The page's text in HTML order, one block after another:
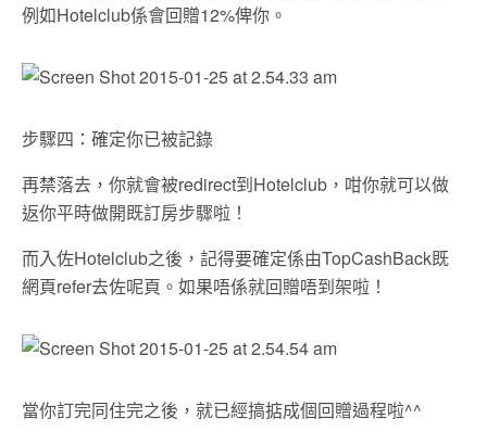
例如Hotelclub係會回贈12%俾你。
步驟四：確定你已被記錄
再禁落去，你就會被redirect到Hotelclub，咁你就可以做
返你平時做開既訂房步驟啦！
而入佐Hotelclub之後，記得要確定係由TopCashBack既
網頁refer去佐呢頁。如果唔係就回贈唔到架啦！
當你訂完同住完之後，就已經搞掂成個回贈過程啦^^